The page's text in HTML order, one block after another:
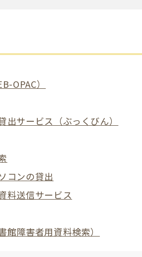
OPAC）
サービス（ぶっくびん）
コンの貸出
料送信サービス
障害者用資料検索）